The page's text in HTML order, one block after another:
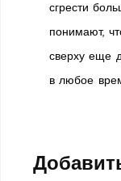
сгрести
понимают,
сверху еще
в любое